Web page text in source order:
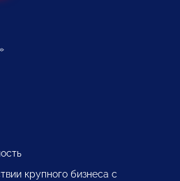
крупного бизнеса с